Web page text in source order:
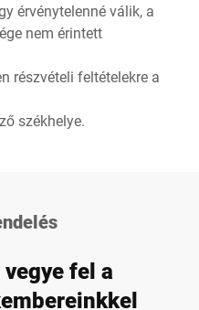
érvénytelenné válik, a
nem érintett
részvételi feltételekre a
székhelye.
fel a